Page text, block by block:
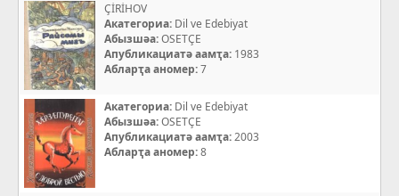
ÇİRİHOV
Акатегориа: Dil ve Edebiyat
Абызшәа:OSETÇE
Апубликациатә аамҭа: 1983
Абларҭа аномер:7
Акатегориа: Dil ve Edebiyat
Абызшәа:OSETÇE
Апубликациатә аамҭа:2003
Абларҭа аномер:8